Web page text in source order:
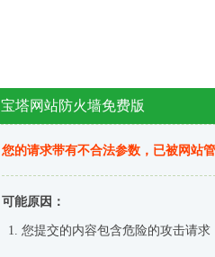
宝塔网站防火墙免费版
您的请求带有不合法参数，已被网站
可能原因：
您提交的内容包含危险的攻击请求